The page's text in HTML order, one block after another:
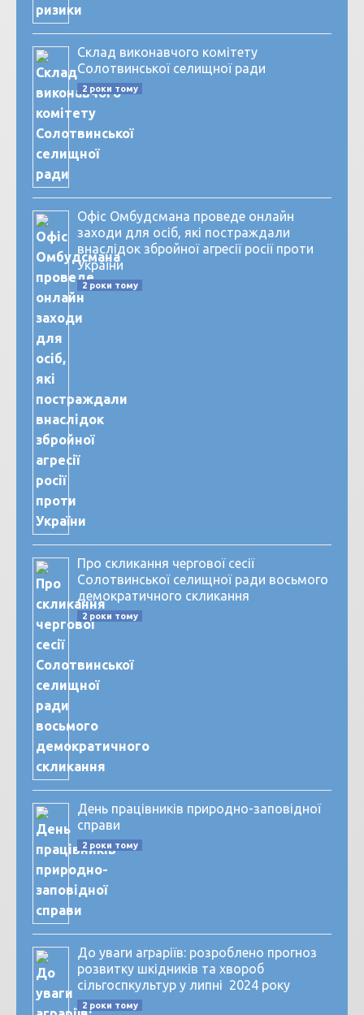
Склад виконавчого комітету
Солотвинської селищної ради
2 роки тому
Офіс Омбудсмана проведе онлайн
заходи для осіб, які постраждали
внаслідок збройної агресії росії проти
України
2 роки тому
Про скликання чергової сесії
Солотвинської селищної ради восьмого
демократичного скликання
2 роки тому
День працівників природно-заповідної
справи
2 роки тому
До уваги аграріїв: розроблено прогноз
розвитку шкідників та хвороб
сільгоспкультур у липні 2024 року
2 роки тому